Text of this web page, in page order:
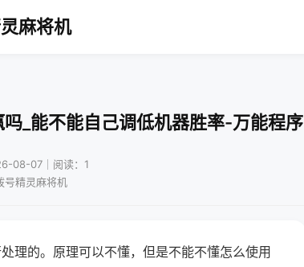
麻将机
_能不能自己调低机器胜率-万能程序
08-07｜阅读：1
号精灵麻将机
理的。原理可以不懂，但是不能不懂怎么使用